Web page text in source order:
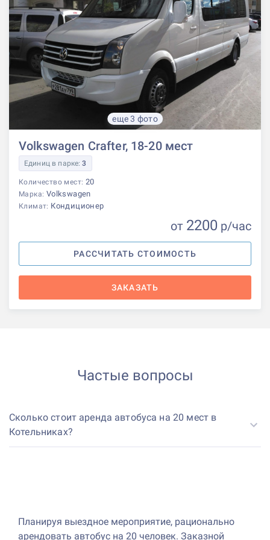
еще 3 фото
Volkswagen Crafter, 18-20 мест
Единиц в парке:3
Количество мест: 20
Марка: Volkswagen
Климат: Кондиционер
от 2200 р/час
РАССЧИТАТЬ СТОИМОСТЬ
ЗАКАЗАТЬ
Частые вопросы
Сколько стоит аренда автобуса на 20 мест в
Котельниках?
Планируя выездное мероприятие, рационально
арендовать автобус на 20 человек. Заказной